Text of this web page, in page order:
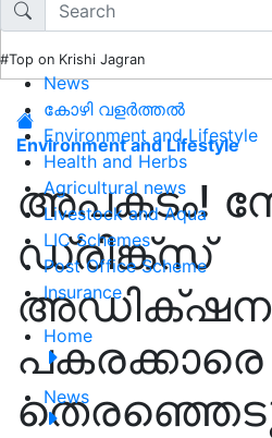
#Top on Krishi Jagran
News
കോഴി വളർത്തൽ
Environment and Lifestyle
Health and Herbs
Agricultural news
Livestock and Aqua
LIC Schemes
Post Office Scheme
Insurance
Home
News
Environment and Lifestyle
അപകടം!
ഡ്രിങ്ക്സ്
പകരക്കാരെ